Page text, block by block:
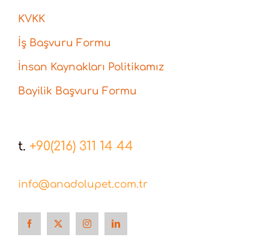
KVKK
İş Başvuru Formu
İnsan Kaynakları Politikamız
Bayilik Başvuru Formu
t. +90(216) 311 14 44
info@anadolupet.com.tr